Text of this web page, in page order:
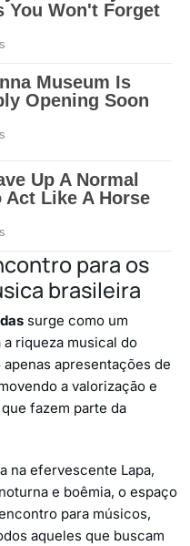
para os
brasileira
surge como um
riqueza musical do
apresentações de
a valorização e
fazem parte da
na efervescente Lapa,
e boêmia, o espaço
para músicos,
aqueles que buscam